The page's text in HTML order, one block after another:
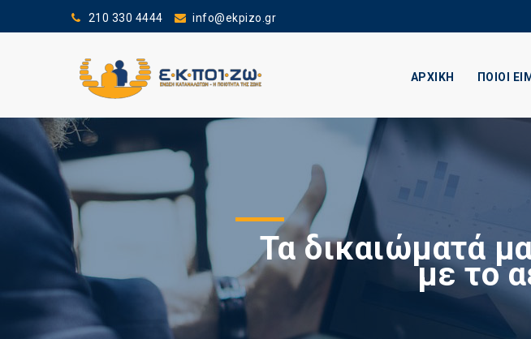
210 330 4444 info@ekpizo.gr
ΑΡΧΙΚΗ ΠΟΙΟΙ
Τα δικαιώματά
με το